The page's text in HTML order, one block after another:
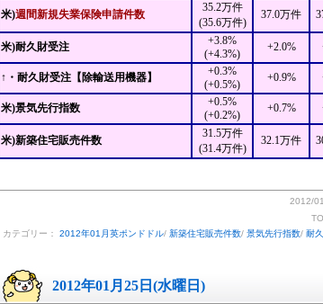
米)週間新規失業保険申請件数
35.2万件
(35.6万件)
37.0万件
米)耐久財受注
+3.8%
(+4.3%)
+2.0%
↑・耐久財受注【除輸送用機器】
+0.3%
(+0.5%)
+0.9%
米)景気先行指数
+0.5%
(+0.2%)
+0.7%
米)新築住宅販売件数
31.5万件
(31.4万件)
32.1万件
2012/
カテゴリー： 2012年01月英ポンドドル/ 新築住宅販売件数/ 景気先行指数/ 耐
2012年01月25日(水曜日)